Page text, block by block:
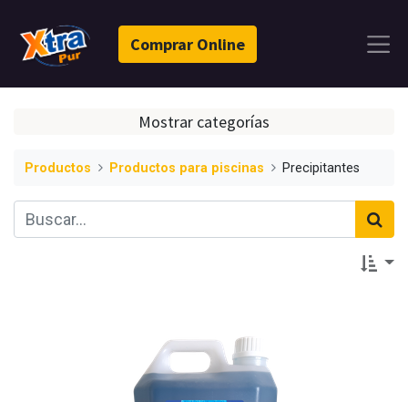
Comprar Online
Mostrar categorías
Productos Productos para piscinas Precipitantes